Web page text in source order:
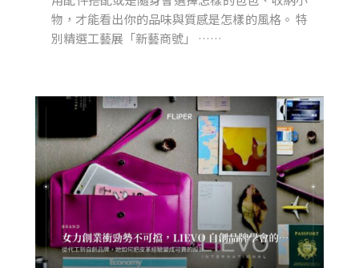
物，才能看出你的品味與質感是怎樣的風格。 特
別精選工藝展「新藝商號」 ……